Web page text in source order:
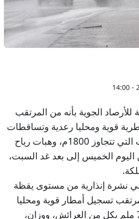
للأرصاد الجوية بأنه من المرتقب
قوية ومحليا رعدية وتساقطات
ثلجية على المرتفعات التي تتجاوز 1800م، وهبات رياح
اليوم الخميس إلى بعد غد السبت،
نشرة إنذارية من مستوى يقظة
تسجيل أمطار قوية ومحليا
رعدية من 50 إلى 70 ملم بكل من العرائش، ووزان،